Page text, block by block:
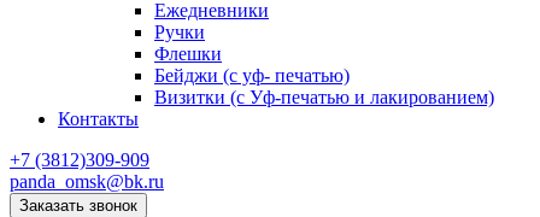
Ежедневники
Ручки
Флешки
Бейджи (с уф- печатью)
Визитки (с Уф-печатью и лакированием)
Контакты
+7 (3812)309-909
panda_omsk@bk.ru
Заказать звонок